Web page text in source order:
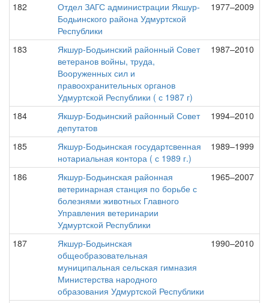
182
Отдел ЗАГС администрации Якшур-
Бодьинского района Удмуртской
Республики
1977–2009
183
Якшур-Бодьинский районный Совет
ветеранов войны, труда,
Вооруженных сил и
правоохранительных органов
Удмуртской Республики ( с 1987 г)
1987–2010
184
Якшур-Бодьинский районный Совет
депутатов
1994–2010
185
Якшур-Бодьинская государтсвенная
нотариальная контора ( с 1989 г.)
1989–1999
186
Якшур-Бодьинская районная
ветеринарная станция по борьбе с
болезнями животных Главного
Управления ветеринарии
Удмуртской Республики
1965–2007
187
Якшур-Бодьинская
общеобразовательная
муниципальная сельская гимназия
Министерства народного
образования Удмуртской Республики
1990–2010